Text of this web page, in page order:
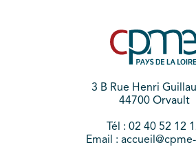
3 B Rue Henri
44700 Orvault
Tél : 02 40 52 12
Email :